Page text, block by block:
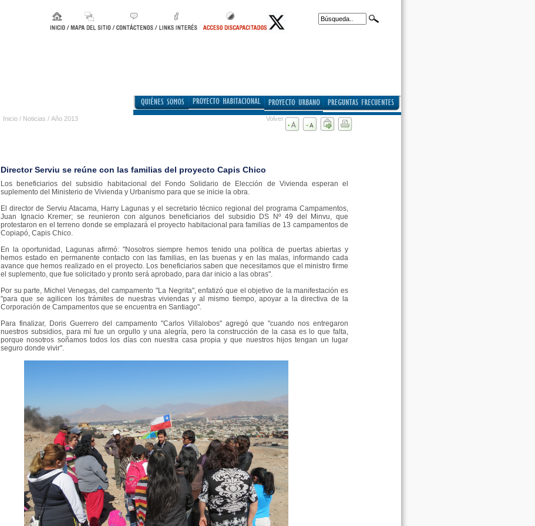
Inicio / Noticias / Año 2013 Volver
Director Serviu se reúne con las familias del proyecto Capis Chico
Los beneficiarios del subsidio habitacional del Fondo Solidario de Elección de Vivienda esperan el
suplemento del Ministerio de Vivienda y Urbanismo para que se inicie la obra.
El director de Serviu Atacama, Harry Lagunas y el secretario técnico regional del programa Campamentos,
Juan Ignacio Kremer; se reunieron con algunos beneficiarios del subsidio DS Nº 49 del Minvu, que
protestaron en el terreno donde se emplazará el proyecto habitacional para familias de 13 campamentos de
Copiapó, Capis Chico.
En la oportunidad, Lagunas afirmó: "Nosotros siempre hemos tenido una política de puertas abiertas y
hemos estado en permanente contacto con las familias, en las buenas y en las malas, informando cada
avance que hemos realizado en el proyecto. Los beneficiarios saben que necesitamos que el ministro firme
el suplemento, que fue solicitado y pronto será aprobado, para dar inicio a las obras".
Por su parte, Michel Venegas, del campamento "La Negrita", enfatizó que el objetivo de la manifestación es
"para que se agilicen los trámites de nuestras viviendas y al mismo tiempo, apoyar a la directiva de la
Corporación de Campamentos que se encuentra en Santiago".
Para finalizar, Doris Guerrero del campamento "Carlos Villalobos" agregó que "cuando nos entregaron
nuestros subsidios, para mí fue un orgullo y una alegría, pero la construcción de la casa es lo que falta,
porque nosotros soñamos todos los días con nuestra casa propia y que nuestros hijos tengan un lugar
seguro donde vivir".